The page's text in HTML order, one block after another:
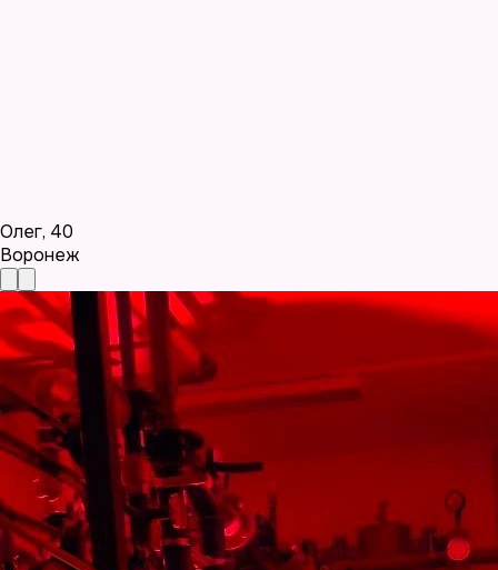
Олег, 40
Воронеж